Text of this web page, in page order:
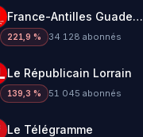
France-Antilles Guadeloupe
221,9 % 34 128 abonnés
Le Républicain Lorrain
139,3 % 51 045 abonnés
Le Télégramme